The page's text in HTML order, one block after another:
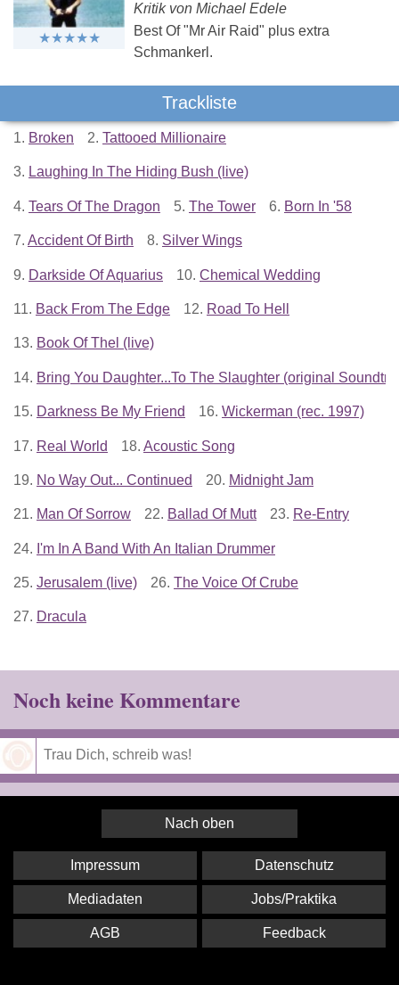
Kritik von Michael Edele
Best Of "Mr Air Raid" plus extra
Schmankerl.
Trackliste
1. Broken 2. Tattooed Millionaire
3. Laughing In The Hiding Bush (live)
4. Tears Of The Dragon 5. The Tower 6. Born In '58
7. Accident Of Birth 8. Silver Wings
9. Darkside Of Aquarius 10. Chemical Wedding
11. Back From The Edge 12. Road To Hell
13. Book Of Thel (live)
14. Bring You Daughter...To The Slaughter (original
15. Darkness Be My Friend 16. Wickerman (rec. 1997)
17. Real World 18. Acoustic Song
19. No Way Out... Continued 20. Midnight Jam
21. Man Of Sorrow 22. Ballad Of Mutt 23. Re-Entry
24. I'm In A Band With An Italian Drummer
25. Jerusalem (live) 26. The Voice Of Crube
27. Dracula
Noch keine Kommentare
Nach oben
Impressum Datenschutz
Mediadaten Jobs/Praktika
AGB Feedback